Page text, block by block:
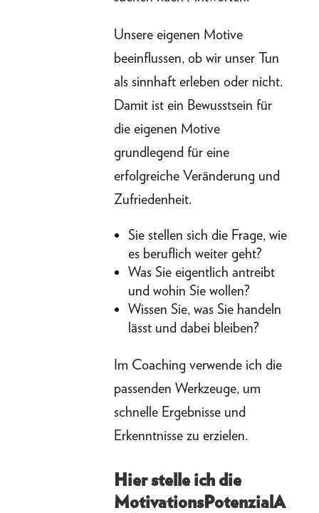
Unsere eigenen Motive
beeinflussen, ob wir unser Tun
als sinnhaft erleben oder nicht.
Damit ist ein Bewusstsein für
die eigenen Motive
grundlegend für eine
erfolgreiche Veränderung und
Zufriedenheit.
Sie stellen sich die Frage, wie
es beruflich weiter geht?
Was Sie eigentlich antreibt
und wohin Sie wollen?
Wissen Sie, was Sie handeln
lässt und dabei bleiben?
Im Coaching verwende ich die
passenden Werkzeuge, um
schnelle Ergebnisse und
Erkenntnisse zu erzielen.
Hier stelle ich die
MotivationsPotenzialA